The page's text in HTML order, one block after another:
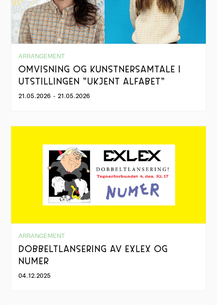
ARRANGEMENT
OMVISNING OG KUNSTNERSAMTALE I
UTSTILLINGEN "UKJENT ALFABET"
21.05.2026 - 21.05.2026
ARRANGEMENT
DOBBELTLANSERING AV EXLEX OG
NUMER
04.12.2025